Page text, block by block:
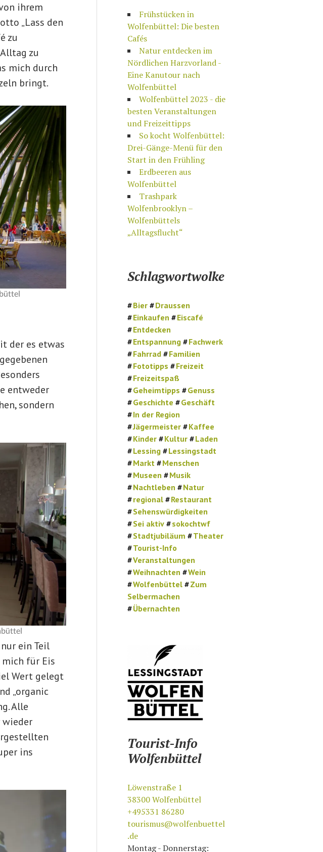
ihrem
„Lass den
zu
zu
mich durch
bringt.
der es etwas
entweder
sondern
ein Teil
mich für Eis
Wert gelegt
„organic
Alle
wieder
ins
Frühstücken in
Wolfenbüttel: Die besten
Cafés
Natur entdecken im
Nördlichen Harzvorland -
Eine Kanutour nach
Wolfenbüttel
Wolfenbüttel 2023 - die
besten Veranstaltungen
und Freizeittipps
So kocht Wolfenbüttel:
Drei-Gänge-Menü für den
Start in den Frühling
Erdbeeren aus
Wolfenbüttel
Trashpark
Wolfenbrooklyn –
Wolfenbüttels
„Alltagsflucht“
Schlagwortwolke
Bier
Draussen
Einkaufen
Eiscafé
Entdecken
Entspannung
Fachwerk
Fahrrad
Familien
Fototipps
Freizeit
Freizeitspaß
Geheimtipps
Genuss
Geschichte
Geschäft
In der Region
Jägermeister
Kaffee
Kinder
Kultur
Laden
Lessing
Lessingstadt
Markt
Menschen
Museen
Musik
Nachtleben
Natur
regional
Restaurant
Sehenswürdigkeiten
Sei aktiv
sokochtwf
Stadtjubiläum
Theater
Tourist-Info
Veranstaltungen
Weihnachten
Wein
Wolfenbüttel
Zum
Selbermachen
Übernachten
Tourist-Info
Wolfenbüttel
Löwenstraße 1
38300Wolfenbüttel
+495331 86280
tourismus@wolfenbuettel
.de
Montag - Donnerstag: